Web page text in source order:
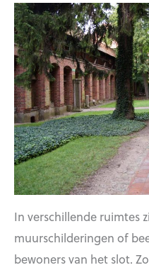
In verschillende ruimtes
muurschilderingen of
bewoners van het slot.